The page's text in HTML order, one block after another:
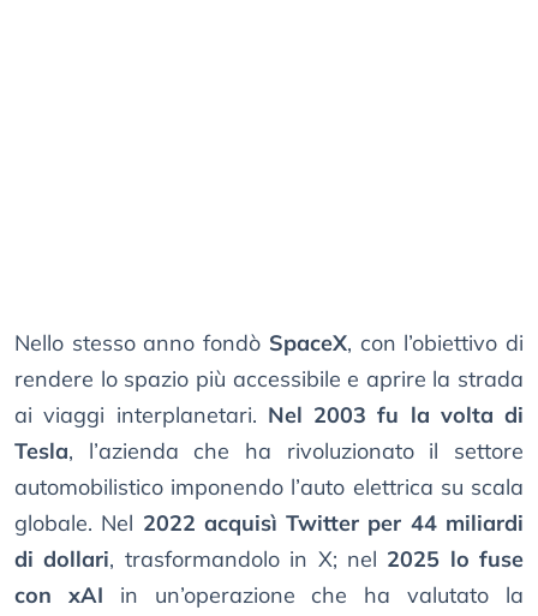
Nello stesso anno fondò SpaceX, con l’obiettivo di
rendere lo spazio più accessibile e aprire la strada
ai viaggi interplanetari. Nel 2003 fu la volta di
Tesla, l’azienda che ha rivoluzionato il settore
automobilistico imponendo l’auto elettrica su scala
globale. Nel 2022 acquisì Twitter per 44 miliardi
di dollari, trasformandolo in X; nel 2025 lo fuse
con xAI in un’operazione che ha valutato la